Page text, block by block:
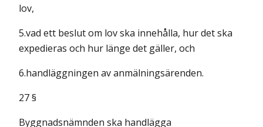
lov,
5.vad ett beslut om lov ska innehålla, hur det ska
expedieras och hur länge det gäller, och
6.handläggningen av anmälningsärenden.
27 §
Byggnadsnämnden ska handlägga